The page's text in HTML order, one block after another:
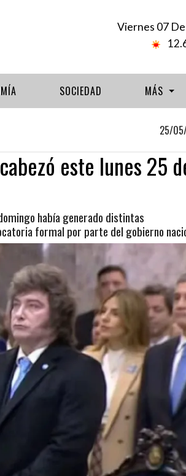
Viernes 07
SOCIEDAD MÁS
25/
este lunes 25
había generado distintas
formal por parte del gobierno